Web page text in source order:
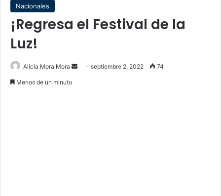
Nacionales
¡Regresa el Festival de la
Luz!
Alicia Mora Mora
Sendseptiembre 2, 2022 74
Menos de un minuto